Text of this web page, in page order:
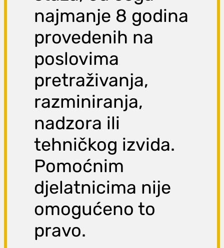
najmanje 8 godina
provedenih na
poslovima
pretraživanja,
razminiranja,
nadzora ili
tehničkog izvida.
Pomoćnim
djelatnicima nije
omogućeno to
pravo.